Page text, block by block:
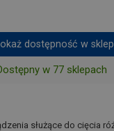
dostępność w
w 77 sklepach
służące do cięcia